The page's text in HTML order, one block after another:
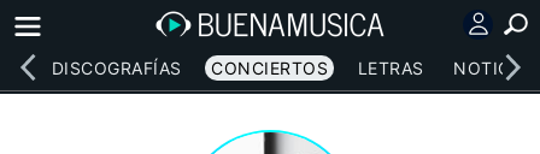
DISCOGRAFÍAS CONCIERTOS LETRAS NOTICIAS